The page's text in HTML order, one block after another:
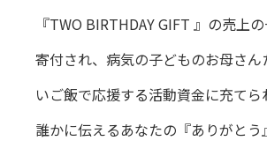
『TWO BIRTHDAY GIFT 』の売上
寄付され、病気の子どものお母さん
いご飯で応援する活動資金に充てら
誰かに伝えるあなたの『ありがとう